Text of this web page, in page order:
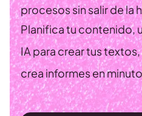
procesos sin salir de la
Planifica tu contenido,
IA para crear tus
crea informes en